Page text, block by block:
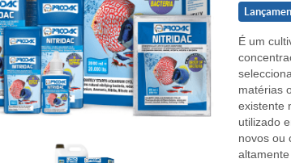
É um
matérias
existente
utilizado
novos ou